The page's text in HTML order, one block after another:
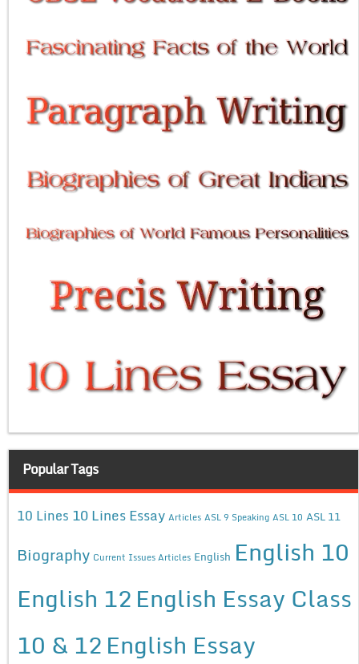
Popular Tags
10 Lines 10 Lines Essay Articles ASL 9 Speaking ASL 10 ASL 11
Biography Current Issues Articles English English 10
English 12English Essay Class
10 & 12English Essay